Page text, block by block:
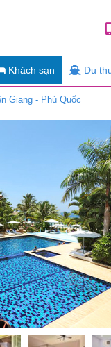
Khách sạn Du
Giang - Phú Quốc